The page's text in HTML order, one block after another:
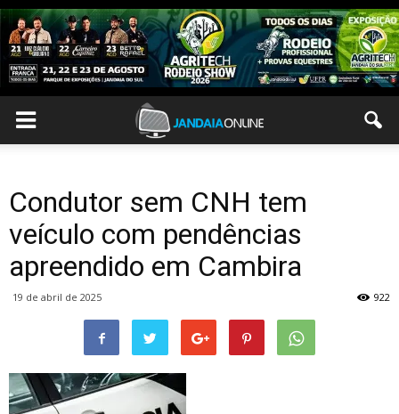
Condutor sem CNH tem
veículo com pendências
apreendido em Cambira
19 de abril de 2025 922